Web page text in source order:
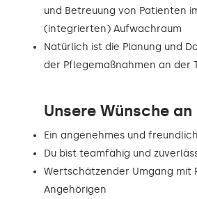
und Betreuung von Patienten
(integrierten) Aufwachraum
Natürlich ist die Planung und
der Pflegemaßnahmen an der
Unsere Wünsche an
Ein angenehmes und
Du bist teamfähig und
Wertschätzender Umgang mit
Angehörigen